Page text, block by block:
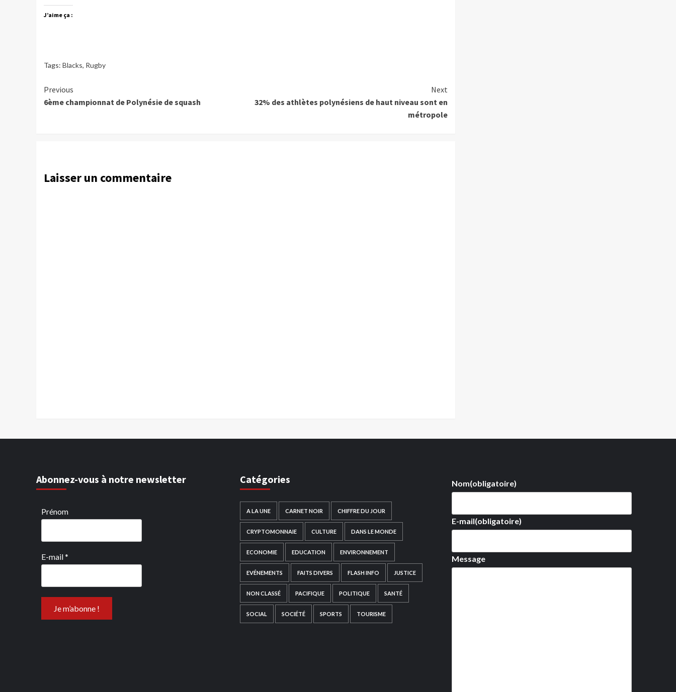
J’aime ça :
Tags: Blacks, Rugby
Continue
Reading
Previous
6ème championnat de Polynésie de squash
Next
32% des athlètes polynésiens de haut niveau sont en
métropole
Laisser un commentaire
Abonnez-vous à notre newsletter
Prénom
E-mail*
Catégories
A LA UNE CARNET NOIR CHIFFRE DU JOUR
CRYPTOMONNAIE CULTURE DANS LE MONDE
ECONOMIE EDUCATION ENVIRONNEMENT
EVÉNEMENTS FAITS DIVERS FLASH INFO JUSTICE
NON CLASSÉ PACIFIQUE POLITIQUE SANTÉ
SOCIAL SOCIÉTÉ SPORTS TOURISME
Nom(obligatoire)
E-mail(obligatoire)
Message